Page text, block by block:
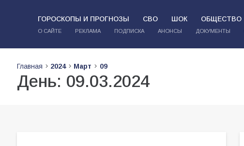
ГОРОСКОПЫ И ПРОГНОЗЫ СВО ШОК ОБЩЕСТВО
О САЙТЕ РЕКЛАМА ПОДПИСКА АНОНСЫ ДОКУМЕНТЫ
Главная 2024 Март 09
День: 09.03.2024